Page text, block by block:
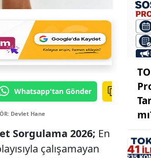
Whatsapp'tan Gönder
Devlet Hane
Sorgulama 2026; En
çalışamayan